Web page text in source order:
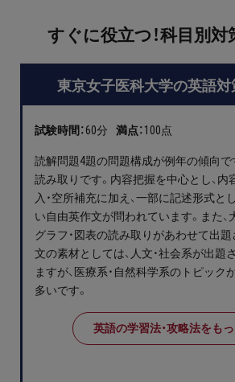
プロ家庭教師の英検®対策
費用について
よくある質問
採用情報
インフォメーション
すぐに役立つ！科目別
東京女子医科大学の英語
試験時間：60分 満点：100点
読解問題4題の問題構成が例年の傾向で
読み取りです。内容把握を中心とし、内
入・空所補充に加え、一部に記述形式と
い自由英作文が問われています。また、
グラフ・図表の読み取りがあわせて出
文の素材としては、人文・社会系が出題
ますが、医療系・自然科学系のトピック
多いです。
英語の学習法・攻略法をも